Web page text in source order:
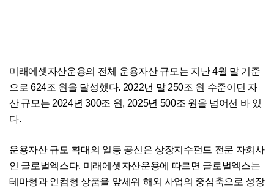
미래에셋자산운용의 전체 운용자산 규모는 지난 4월 말 기준
으로 624조 원을 달성했다. 2022년 말 250조 원 수준이던 자
산 규모는 2024년 300조 원, 2025년 500조 원을 넘어선 바 있
다.
운용자산 규모 확대의 일등 공신은 상장지수펀드 전문 자회사
인 글로벌엑스다. 미래에셋자산운용에 따르면 글로벌엑스는
테마형과 인컴형 상품을 앞세워 해외 사업의 중심축으로 성장